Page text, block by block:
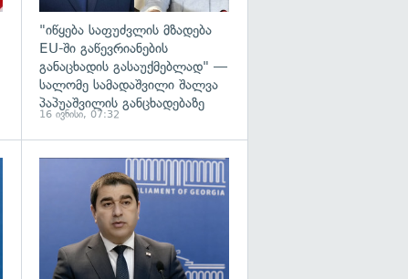
"იწყება საფუძვლის მზადება
EU-ში გაწევრიანების
განაცხადის გასაუქმებლად" —
სალომე სამადაშვილი შალვა
პაპუაშვილის განცხადებაზე
16 ივნისი, 07:32